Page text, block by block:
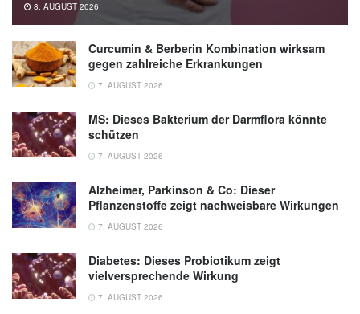
8. AUGUST 2026
Curcumin & Berberin Kombination wirksam
gegen zahlreiche Erkrankungen
7. AUGUST 2026
MS: Dieses Bakterium der Darmflora könnte
schützen
7. AUGUST 2026
Alzheimer, Parkinson & Co: Dieser
Pflanzenstoffe zeigt nachweisbare Wirkungen
7. AUGUST 2026
Diabetes: Dieses Probiotikum zeigt
vielversprechende Wirkung
7. AUGUST 2026